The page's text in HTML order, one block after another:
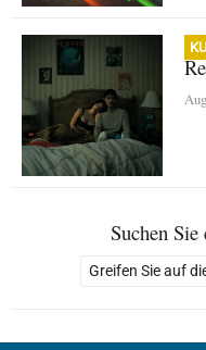
Suchen
Greifen Sie auf